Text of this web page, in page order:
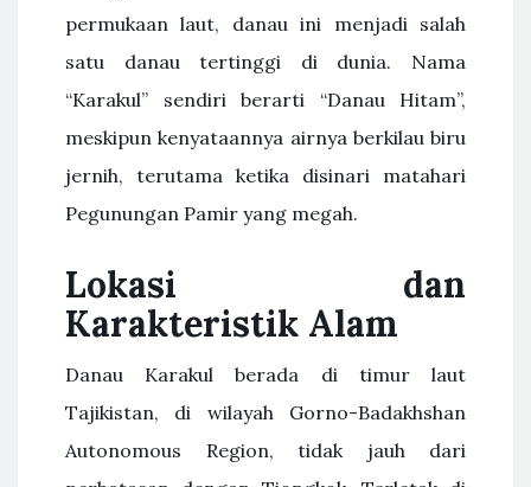
permukaan laut, danau ini menjadi salah
satu danau tertinggi di dunia. Nama
“Karakul” sendiri berarti “Danau Hitam”,
meskipun kenyataannya airnya berkilau biru
jernih, terutama ketika disinari matahari
Pegunungan Pamir yang megah.
Lokasi dan
Karakteristik Alam
Danau Karakul berada di timur laut
Tajikistan, di wilayah Gorno-Badakhshan
Autonomous Region, tidak jauh dari